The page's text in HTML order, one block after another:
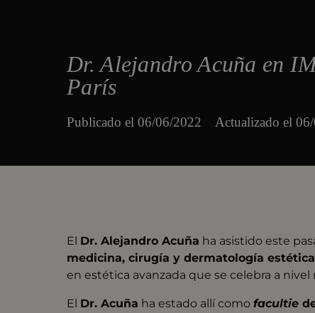
Dr. Alejandro Acuña en
París
Publicado el 06/06/2022 Actualizado el
El Dr. Alejandro Acuña ha asistido este
medicina, cirugía y dermatología
en estética avanzada que se celebra a nivel
El Dr. Acuña ha estado allí comofacultie